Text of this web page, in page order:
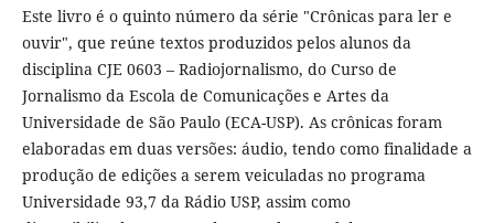
Este livro é o quinto número da série "Crônicas para ler e
ouvir", que reúne textos produzidos pelos alunos da
disciplina CJE 0603 – Radiojornalismo, do Curso de
Jornalismo da Escola de Comunicações e Artes da
Universidade de São Paulo (ECA-USP). As crônicas foram
elaboradas em duas versões: áudio, tendo como finalidade a
produção de edições a serem veiculadas no programa
Universidade 93,7 da Rádio USP, assim como